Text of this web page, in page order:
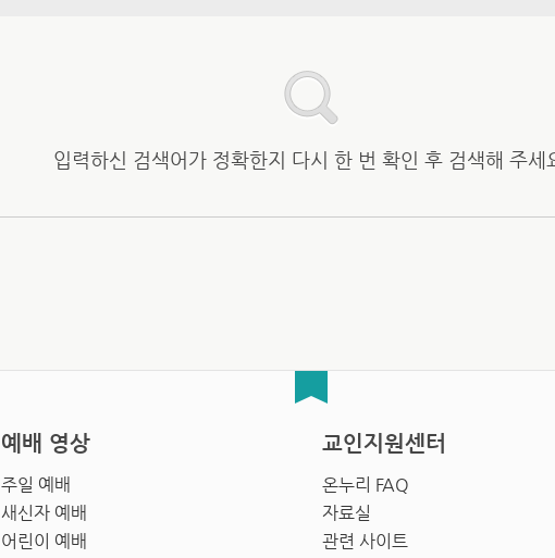
입력하신 검색어가 정확한지 다시 한 번 확인 후 검색해 주세
예배 영상
주일 예배
새신자 예배
어린이 예배
교인지원센터
온누리 FAQ
자료실
관련 사이트